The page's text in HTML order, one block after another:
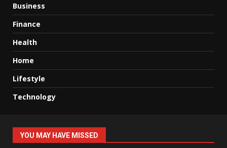
Business
Finance
Health
Home
Lifestyle
Technology
YOU MAY HAVE MISSED